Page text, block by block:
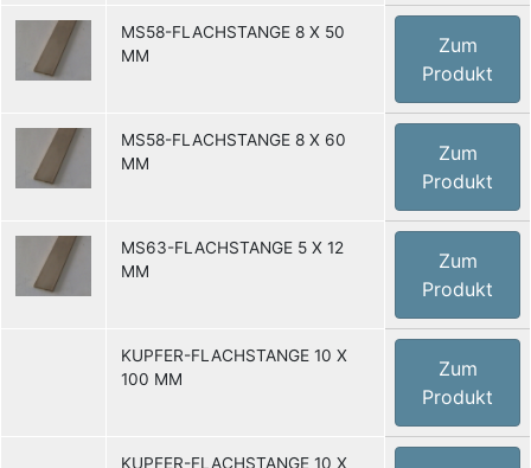
MS58-FLACHSTANGE 8 X 50
MM
Zum
Produkt
MS58-FLACHSTANGE 8 X 60
MM
Zum
Produkt
MS63-FLACHSTANGE 5 X 12
MM
Zum
Produkt
KUPFER-FLACHSTANGE 10 X
100 MM
Zum
Produkt
KUPFER-FLACHSTANGE 10 X